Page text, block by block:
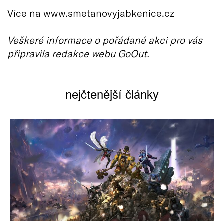
Více na www.smetanovyjabkenice.cz
Veškeré informace o pořádané akci pro vás
připravila redakce webu GoOut.
nejčtenější články